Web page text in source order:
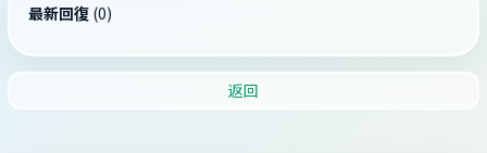
最新回復 (0)
返回